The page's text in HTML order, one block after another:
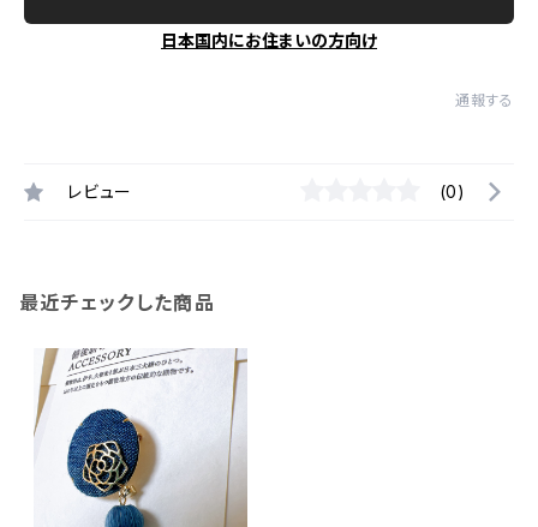
日本国内にお住まいの方向け
通報する
レビュー (0)
最近チェックした商品